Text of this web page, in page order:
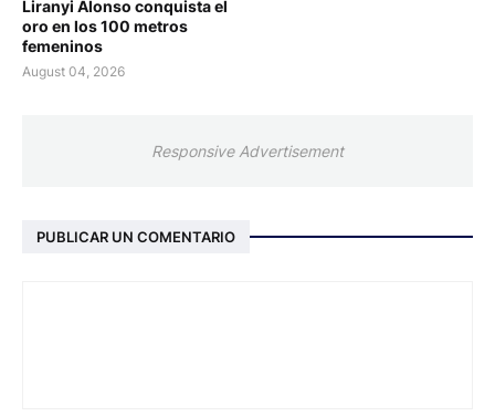
Liranyi Alonso conquista el
oro en los 100 metros
femeninos
August 04, 2026
Responsive Advertisement
PUBLICAR UN COMENTARIO